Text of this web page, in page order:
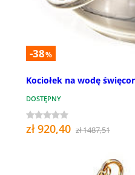
-38%
Kociołek na wodę
DOSTĘPNY
zł 920,40 zł 1487,51